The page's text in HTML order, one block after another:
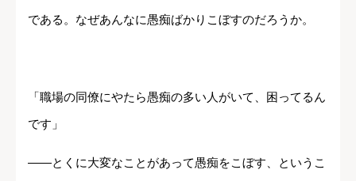
である。なぜあんなに愚痴ばかりこぼすのだろうか。
「職場の同僚にやたら愚痴の多い人がいて、困ってるん
です」
――とくに大変なことがあって愚痴をこぼす、というこ